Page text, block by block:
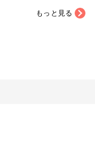
もっと見る